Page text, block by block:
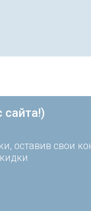
сайта!)
оставив свои